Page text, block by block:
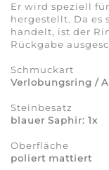
Er wird speziell
hergestellt. Da es
handelt, ist der
Rückgabe
Schmuckart
Verlobungsring /
Steinbesatz
blauer Saphir: 1x
Oberfläche
poliert mattiert